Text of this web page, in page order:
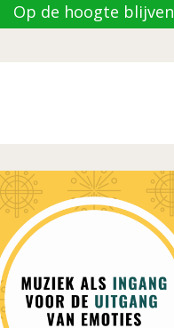
Op de hoogte blijven